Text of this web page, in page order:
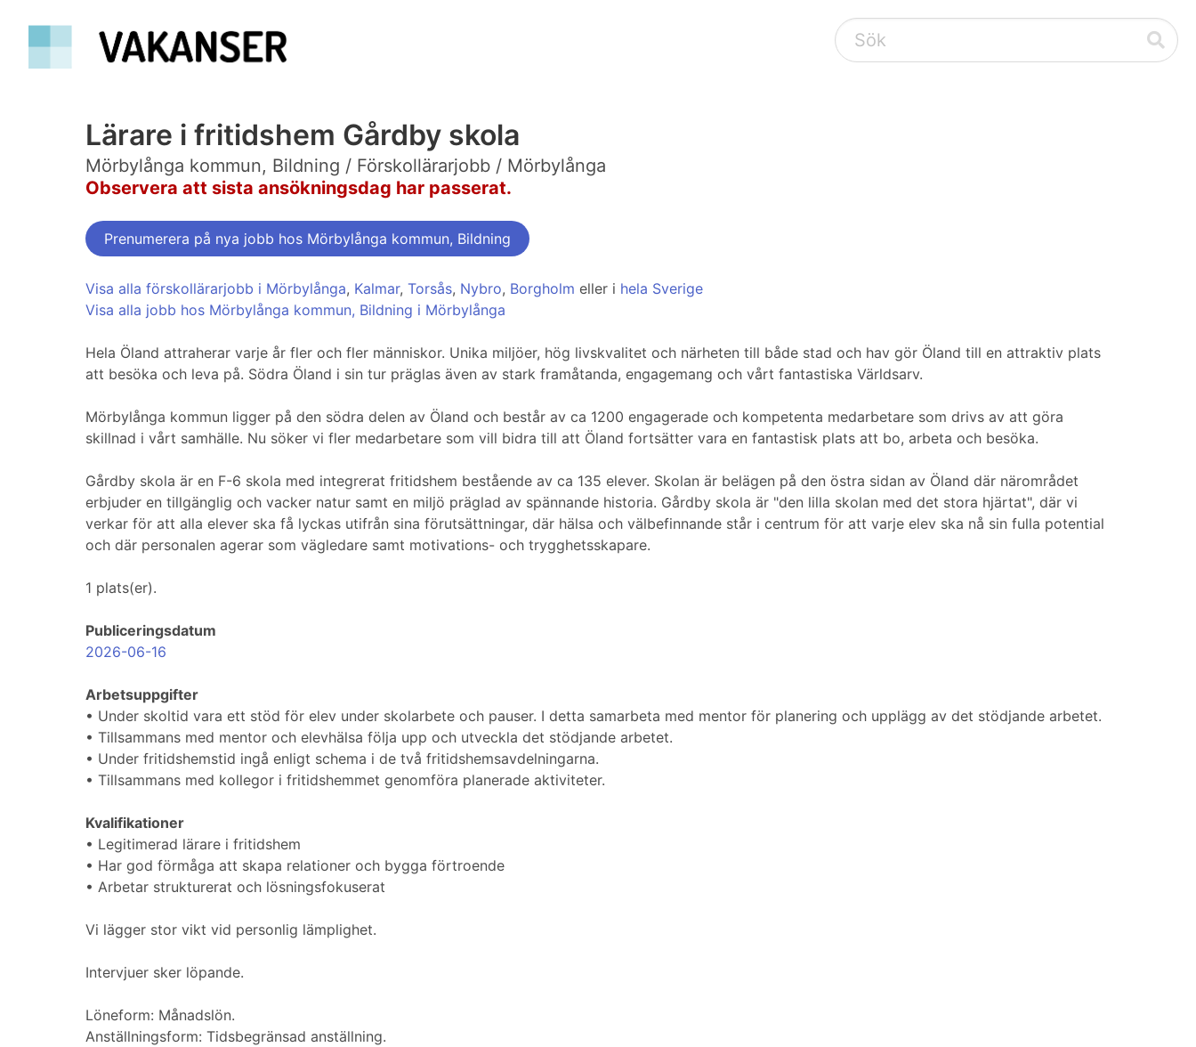
Lärare i fritidshem Gårdby skola
Mörbylånga kommun, Bildning / Förskollärarjobb / Mörbylånga
Observera att sista ansökningsdag har passerat.
Prenumerera på nya jobb hos Mörbylånga kommun, Bildning
Visa alla förskollärarjobb i Mörbylånga, Kalmar, Torsås, Nybro, Borgholm eller i hela Sverige
Visa alla jobb hos Mörbylånga kommun, Bildning i Mörbylånga
Hela Öland attraherar varje år fler och fler människor. Unika miljöer, hög livskvalitet och närheten till både stad och hav gör Öland till en attraktiv plats
att besöka och leva på. Södra Öland i sin tur präglas även av stark framåtanda, engagemang och vårt fantastiska Världsarv.
Mörbylånga kommun ligger på den södra delen av Öland och består av ca 1200 engagerade och kompetenta medarbetare som drivs av att göra
skillnad i vårt samhälle. Nu söker vi fler medarbetare som vill bidra till att Öland fortsätter vara en fantastisk plats att bo, arbeta och besöka.
Gårdby skola är en F-6 skola med integrerat fritidshem bestående av ca 135 elever. Skolan är belägen på den östra sidan av Öland där närområdet
erbjuder en tillgänglig och vacker natur samt en miljö präglad av spännande historia. Gårdby skola är "den lilla skolan med det stora hjärtat", där vi
verkar för att alla elever ska få lyckas utifrån sina förutsättningar, där hälsa och välbefinnande står i centrum för att varje elev ska nå sin fulla potential
och där personalen agerar som vägledare samt motivations- och trygghetsskapare.
1 plats(er).
Publiceringsdatum
2026-06-16
Arbetsuppgifter
• Under skoltid vara ett stöd för elev under skolarbete och pauser. I detta samarbeta med mentor för planering och upplägg av det stödjande arbetet.
• Tillsammans med mentor och elevhälsa följa upp och utveckla det stödjande arbetet.
• Under fritidshemstid ingå enligt schema i de två fritidshemsavdelningarna.
• Tillsammans med kollegor i fritidshemmet genomföra planerade aktiviteter.
Kvalifikationer
• Legitimerad lärare i fritidshem
• Har god förmåga att skapa relationer och bygga förtroende
• Arbetar strukturerat och lösningsfokuserat
Vi lägger stor vikt vid personlig lämplighet.
Intervjuer sker löpande.
Löneform: Månadslön.
Anställningsform: Tidsbegränsad anställning.